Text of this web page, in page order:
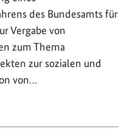
des Bundesamts für
Vergabe von
zum Thema
zur sozialen und
von…